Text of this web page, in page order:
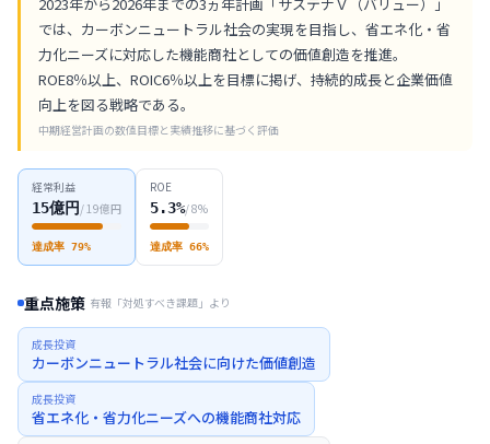
では、カーボンニュートラル社会の実現を目指し、省エネ化・省
力化ニーズに対応した機能商社としての価値創造を推進。
ROE8％以上、ROIC6％以上を目標に掲げ、持続的成長と企業価値
向上を図る戦略である。
中期経営計画の数値目標と実績推移に基づく評価
経常利益
15億円 /19億円
達成率 79%
ROE
5.3%/8%
達成率 66%
重点施策 有報「対処すべき課題」より
成長投資
カーボンニュートラル社会に向けた価値創造
成長投資
省エネ化・省力化ニーズへの機能商社対応